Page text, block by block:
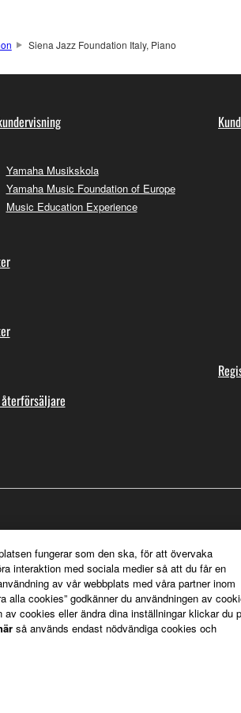
Siena Jazz Foundation Italy, Piano
Yamaha Musikskola
Yamaha Music Foundation of Europe
Music Education Experience
fungerar som den ska, för att övervaka
interaktion med sociala medier så att du får en
av vår webbplats med våra partner inom
cookies” godkänner du användningen av
cookies eller ändra dina inställningar klickar du
så används endast nödvändiga cookies och